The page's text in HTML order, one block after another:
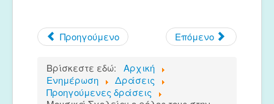
Προηγούμενο Επόμενο
Βρίσκεστε εδώ:
Αρχική
Ενημέρωση
Δράσεις
Προηγούμενες δράσεις